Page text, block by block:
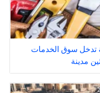
تدخل سوق الخدمات
مدينة